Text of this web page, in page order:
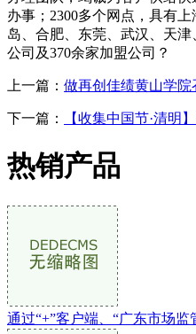
办事；2300多个网点，具有
岛、合肥、东莞、武汉、天
公司及370余家加盟公司？
上一篇： 做再创佳绩黄山学
下一篇： 【收集中国节·清明
热销产品
通过“+”客户端、“广东市场监